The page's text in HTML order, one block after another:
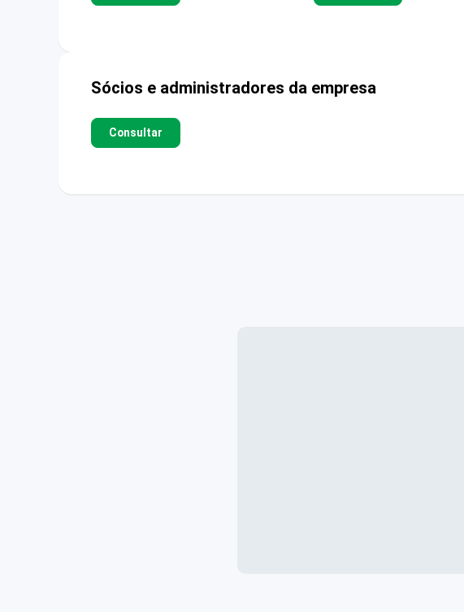
Sócios e administradores da empresa
Consultar